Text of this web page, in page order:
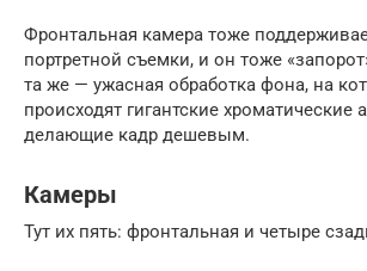
Фронтальная камера тоже
портретной съемки, и он тоже
та же — ужасная обработка фона, на
происходят гигантские хроматические
делающие кадр дешевым.
Камеры
Тут их пять: фронтальная и четыре